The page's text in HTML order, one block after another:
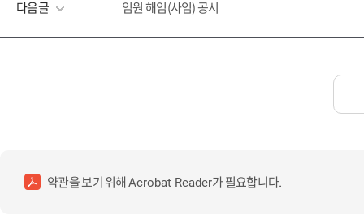
다음글 임원 해임(사임) 공시
약관을 보기 위해Acrobat Reader가 필요합니다.